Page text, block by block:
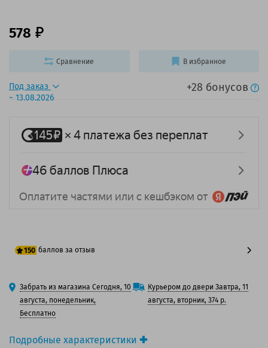
Подробные характеристики
Под заказ
~ 13.08.2026
+28 бонусов
578
150 баллов за отзыв
125 баллов
150 баллов
Забрать из магазина Сегодня, 10
августа, понедельник,
Бесплатно
Курьером до двери Завтра, 11
августа, вторник, 374 р.
Сравнение В избранное